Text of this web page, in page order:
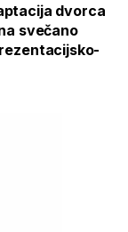
dvorca
svečano